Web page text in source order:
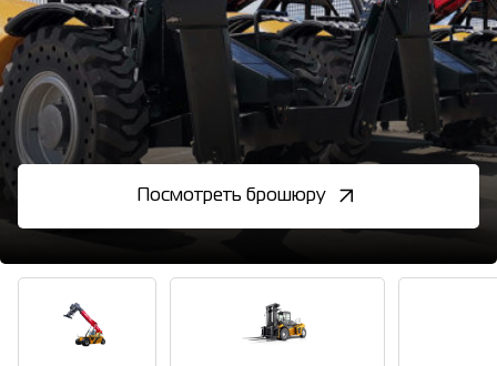
Посмотреть брошюру